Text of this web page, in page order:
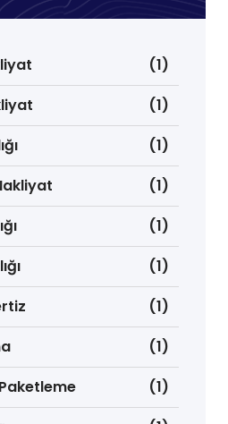
(1)
(1)
(1)
(1)
(1)
(1)
(1)
(1)
(1)